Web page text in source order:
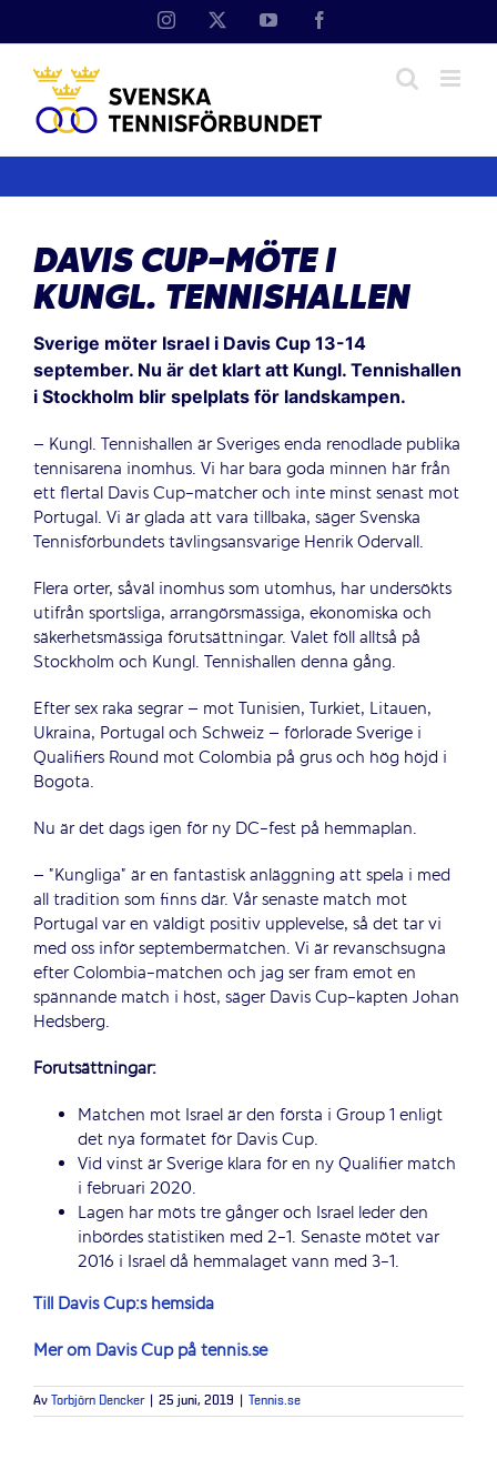
Instagram YouTube
DAVIS CUP-MÖTE I
KUNGL. TENNISHALLEN
Sverige möter Israel i Davis Cup 13-14
september. Nu är det klart att Kungl. Tennishallen
i Stockholm blir spelplats för landskampen.
– Kungl. Tennishallen är Sveriges enda renodlade publika
tennisarena inomhus. Vi har bara goda minnen här från
ett flertal Davis Cup-matcher och inte minst senast mot
Portugal. Vi är glada att vara tillbaka, säger Svenska
Tennisförbundets tävlingsansvarige Henrik Odervall.
Flera orter, såväl inomhus som utomhus, har undersökts
utifrån sportsliga, arrangörsmässiga, ekonomiska och
säkerhetsmässiga förutsättningar. Valet föll alltså på
Stockholm och Kungl. Tennishallen denna gång.
Efter sex raka segrar – mot Tunisien, Turkiet, Litauen,
Ukraina, Portugal och Schweiz – förlorade Sverige i
Qualifiers Round mot Colombia på grus och hög höjd i
Bogota.
Nu är det dags igen för ny DC-fest på hemmaplan.
– ”Kungliga” är en fantastisk anläggning att spela i med
all tradition som finns där. Vår senaste match mot
Portugal var en väldigt positiv upplevelse, så det tar vi
med oss inför septembermatchen. Vi är revanschsugna
efter Colombia-matchen och jag ser fram emot en
spännande match i höst, säger Davis Cup-kapten Johan
Hedsberg.
Förutsättningar:
Matchen mot Israel är den första i Group 1 enligt
det nya formatet för Davis Cup.
Vid vinst är Sverige klara för en ny Qualifier match
i februari 2020.
Lagen har möts tre gånger och Israel leder den
inbördes statistiken med 2-1. Senaste mötet var
2016 i Israel då hemmalaget vann med 3-1.
Till Davis Cup:s hemsida
Mer om Davis Cup på tennis.se
Av Torbjörn Dencker 25 juni, 2019 Tennis.se